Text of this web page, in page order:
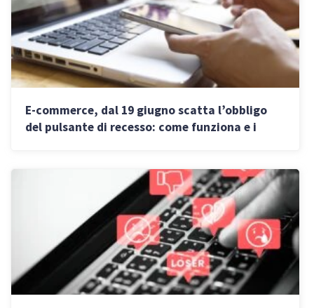
E-commerce, dal 19 giugno scatta l’obbligo
del pulsante di recesso: come funziona e i